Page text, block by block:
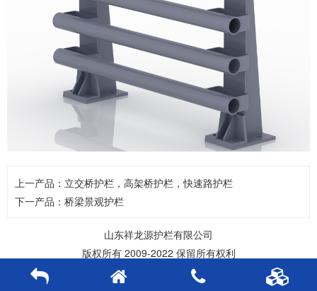
上一产品： 立交桥护栏，高架桥护栏，快速路护栏
下一产品： 桥梁景观护栏
山东祥龙源护栏有限公司
版权所有 2009-2022 保留所有权利